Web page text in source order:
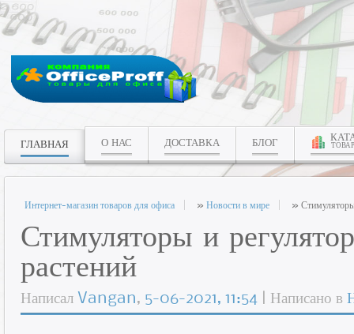
ГЛАВНАЯ О НАС ДОСТАВКА БЛОГ
Интернет-магазин товаров для офиса » Новости в мире »
Стимуляторы и
растений
НаписалVangan, 5-06-2021, 11:54 | Написано в